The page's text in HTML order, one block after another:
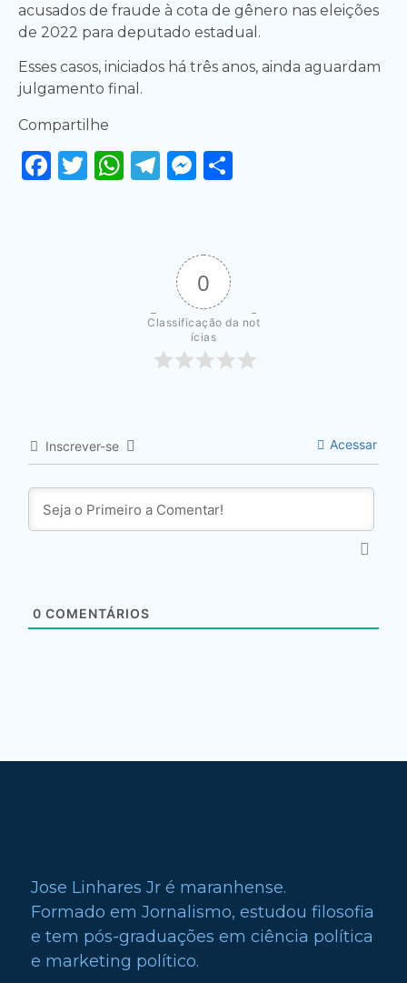
acusados de fraude à cota de gênero nas eleições
de 2022 para deputado estadual.
Esses casos, iniciados há três anos, ainda aguardam
julgamento final.
Compartilhe
Facebook
Twitter
WhatsApp
Telegram
Messenger
0
Classificação da not
ícias
Inscrever-se Acessar
0 COMENTÁRIOS
Jose Linhares Jr é maranhense.
Formado em Jornalismo, estudou filosofia
e tem pós-graduações em ciência política
e marketing político.